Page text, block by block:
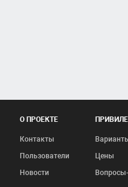
О ПРОЕКТЕ
Контакты
Пользователи
Новости
Цены